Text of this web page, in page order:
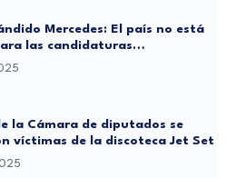
Mercedes: El país no está
las candidaturas
la Cámara de diputados se
víctimas de la discoteca Jet Set